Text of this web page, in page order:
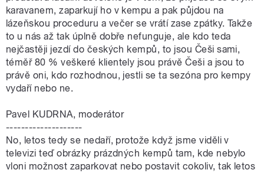
karavanem, zaparkují ho v kempu a pak půjdou na
lázeňskou proceduru a večer se vrátí zase zpátky. Takže
to u nás až tak úplně dobře nefunguje, ale kdo teda
nejčastěji jezdí do českých kempů, to jsou Češi sami,
téměř 80 % veškeré klientely jsou právě Češi a jsou to
právě oni, kdo rozhodnou, jestli se ta sezóna pro kempy
vydaří nebo ne.
Pavel KUDRNA, moderátor
--------------------
No, letos tedy se nedaří, protože když jsme viděli v
televizi teď obrázky prázdných kempů tam, kde nebylo
vloni možnost zaparkovat nebo postavit cokoliv, tak letos